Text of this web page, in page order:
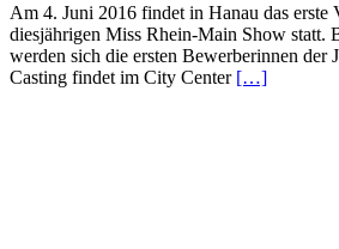
Am 4. Juni 2016 findet in Hanau das erste
diesjährigen Miss Rhein-Main Show statt.
werden sich die ersten Bewerberinnen der
Casting findet im City Center […]